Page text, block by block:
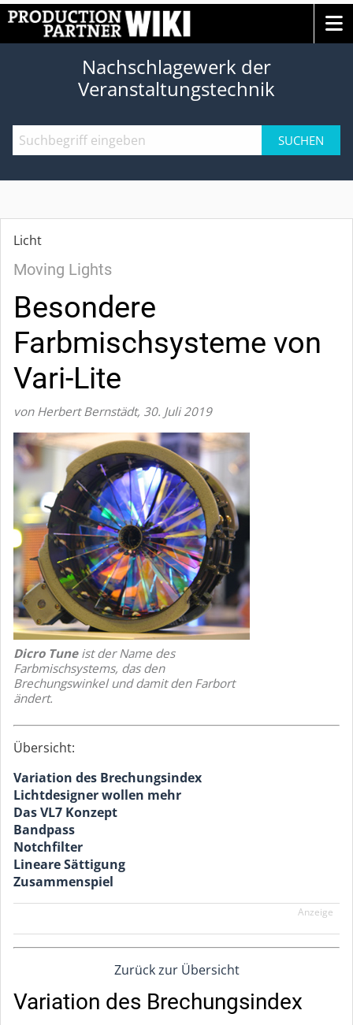
Nachschlagewerk der
Veranstaltungstechnik
SUCHEN
Licht
Moving Lights
Besondere
Farbmischsysteme von
Vari-Lite
von Herbert Bernstädt, 30. Juli 2019
Dicro Tune ist der Name des
Farbmischsystems, das den
Brechungswinkel und damit den Farbort
ändert.
Übersicht:
Variation des Brechungsindex
Lichtdesigner wollen mehr
Das VL7 Konzept
Bandpass
Notchfilter
Lineare Sättigung
Zusammenspiel
Anzeige
Zurück zur Übersicht
Variation des Brechungsindex